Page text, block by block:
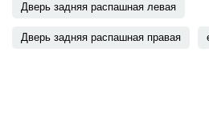
Дверь задняя распашная левая
Дверь задняя распашная правая